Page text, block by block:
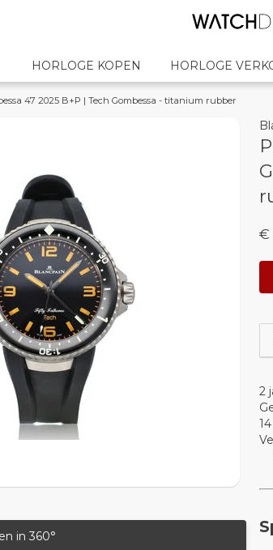
HORLOGE KOPEN HORLOGE
47 2025 B+P | Tech Gombessa - titanium rubber
in 360°
€
2